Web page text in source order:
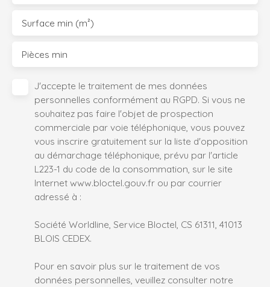
Surface min (m²)
Pièces min
J'accepte le traitement de mes données
personnelles conformément au RGPD. Si vous ne
souhaitez pas faire l'objet de prospection
commerciale par voie téléphonique, vous pouvez
vous inscrire gratuitement sur la liste d'opposition
au démarchage téléphonique, prévu par l'article
L223-1 du code de la consommation, sur le site
Internet www.bloctel.gouv.fr ou par courrier
adressé à :
Société Worldline, Service Bloctel, CS 61311, 41013
BLOIS CEDEX.
Pour en savoir plus sur le traitement de vos
données personnelles, veuillez consulter notre